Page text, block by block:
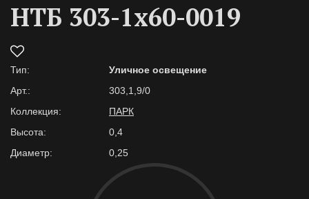
НТБ 303-1х60-0019
Тип:
Уличное освещение
Арт.:
303,1,9/0
Коллекция:
ПАРК
Высота:
0,4
Диаметр:
0,25